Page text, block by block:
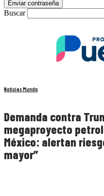
Buscar
Noticias Mundo
Demanda contra
megaproyecto
México: alertan
mayor”